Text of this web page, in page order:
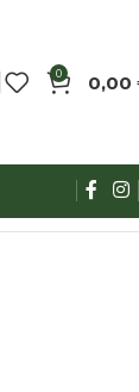
0 0,00